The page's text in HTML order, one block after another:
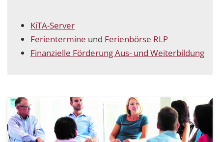
KiTA-Server
Ferientermine und Ferienbörse RLP
Finanzielle Förderung Aus- und Weiterbildung